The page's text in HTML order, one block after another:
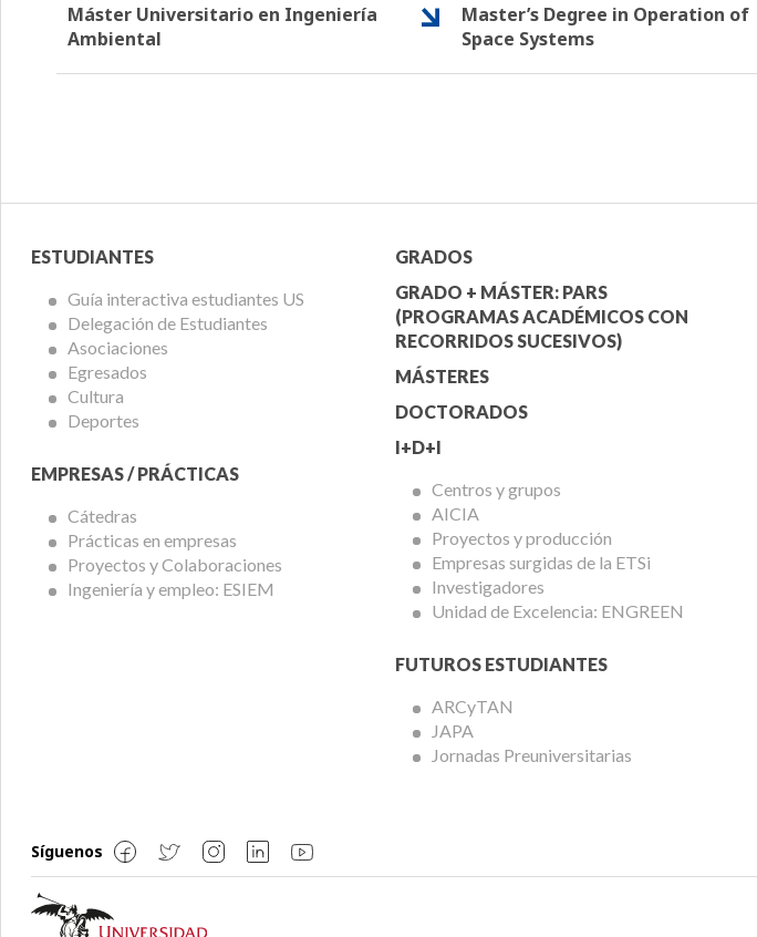
Máster Universitario en Ingeniería
Ambiental
Master’s Degree in Operation of
Space Systems
Menú
Alumnos
ESTUDIANTES
Guía interactiva estudiantes US
Delegación de Estudiantes
Asociaciones
Egresados
Cultura
Deportes
EMPRESAS / PRÁCTICAS
Cátedras
Prácticas en empresas
Proyectos y Colaboraciones
Ingeniería y empleo: ESIEM
Menú
Oferta
Académica
GRADOS
GRADO + MÁSTER: PARS
(PROGRAMAS ACADÉMICOS CON
RECORRIDOS SUCESIVOS)
MÁSTERES
DOCTORADOS
I+D+I
Centros y grupos
AICIA
Proyectos y producción
Empresas surgidas de la ETSi
Investigadores
Unidad de Excelencia: ENGREEN
FUTUROS ESTUDIANTES
ARCyTAN
JAPA
Jornadas Preuniversitarias
Síguenos